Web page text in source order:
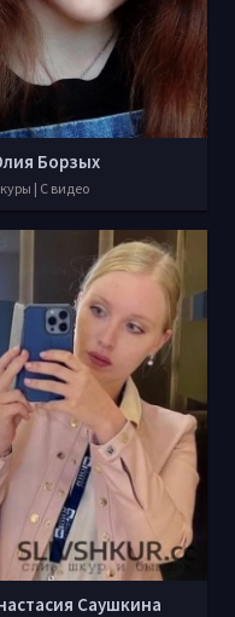
Борзых
| С видео
Саушкина